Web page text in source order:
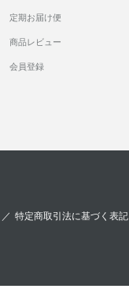
定期お届け便
商品レビュー
会員登録
／ 特定商取引法に基づく表記